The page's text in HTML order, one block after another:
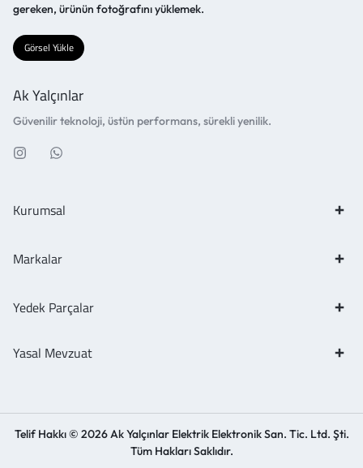
gereken, ürünün fotoğrafını yüklemek.
Görsel Yükle
Ak Yalçınlar
Güvenilir teknoloji, üstün performans, sürekli yenilik.
Kurumsal
Markalar
Yedek Parçalar
Yasal Mevzuat
Telif Hakkı © 2026 Ak Yalçınlar Elektrik Elektronik San. Tic. Ltd. Şti.
Tüm Hakları Saklıdır.